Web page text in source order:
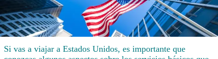
Si vas a viajar a Estados Unidos, es importante que